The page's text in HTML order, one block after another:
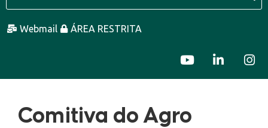
Webmail ÁREA RESTRITA
Comitiva do Agro